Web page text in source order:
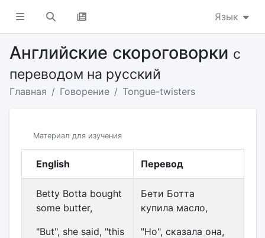
Язык
Английские скороговорки с
переводом на русский
Главная Говорение Tongue-twisters
Материал для изучения
English Перевод
Betty Botta bought
some butter,
"But", she said, "this
Бети Ботта
купила масло,
"Но", сказала она,